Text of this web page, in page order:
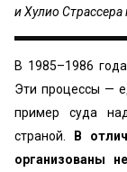
и Хулио Страссера
В 1985–1986
Эти процессы —
пример суда
страной. В
организованы